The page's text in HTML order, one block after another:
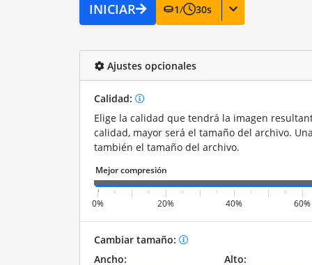
INICIAR 1/ 30s
Ajustes opcionales
Calidad:
Elige la calidad que tendrá la imagen
calidad, mayor será el tamaño del archivo.
también el tamaño del archivo.
0% 20% 40% 60%
Cambiar tamaño:
Ancho:
Alto: